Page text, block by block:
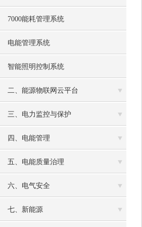
7000能耗管理系统
电能管理系统
智能照明控制系统
二、能源物联网云平台
三、电力监控与保护
四、电能管理
五、电能质量治理
六、电气安全
七、新能源